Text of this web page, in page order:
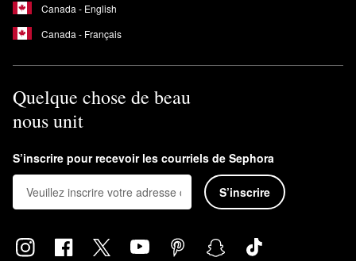
Canada - English
Canada - Français
Quelque chose de beau
nous unit
S’inscrire pour recevoir les courriels de Sephora
S’inscrire